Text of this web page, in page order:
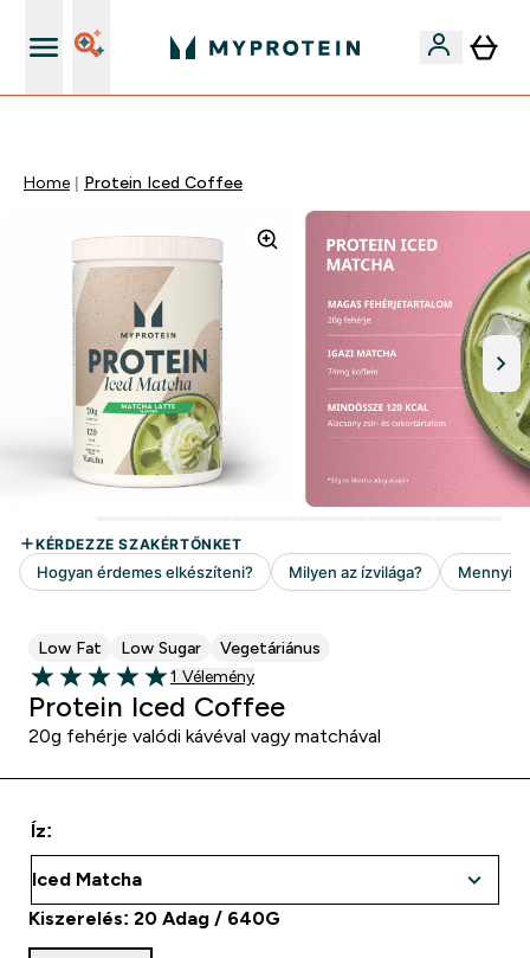
Home Protein Iced Coffee
Low Fat Low Sugar Vegetáriánus
5 out of 5 stars
1 customer reviews
1 Vélemény
Protein Iced Coffee
20g fehérje valódi kávéval vagy matchával
Íz:
Kiszerelés: 20 Adag / 640G